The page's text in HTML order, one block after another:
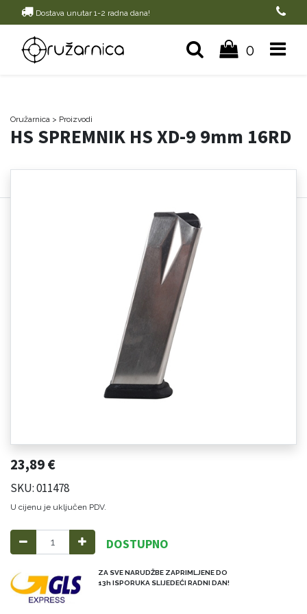
Dostava unutar 1-2 radna dana!
0
Oružarnica > Proizvodi
HS SPREMNIK HS XD-9 9mm 16RD
23,89€
SKU: 011478
U cijenu je uključen PDV.
DOSTUPNO
ZA SVE NARUDŽBE ZAPRIMLJENE DO
13h ISPORUKA SLIJEDEĆI RADNI DAN!